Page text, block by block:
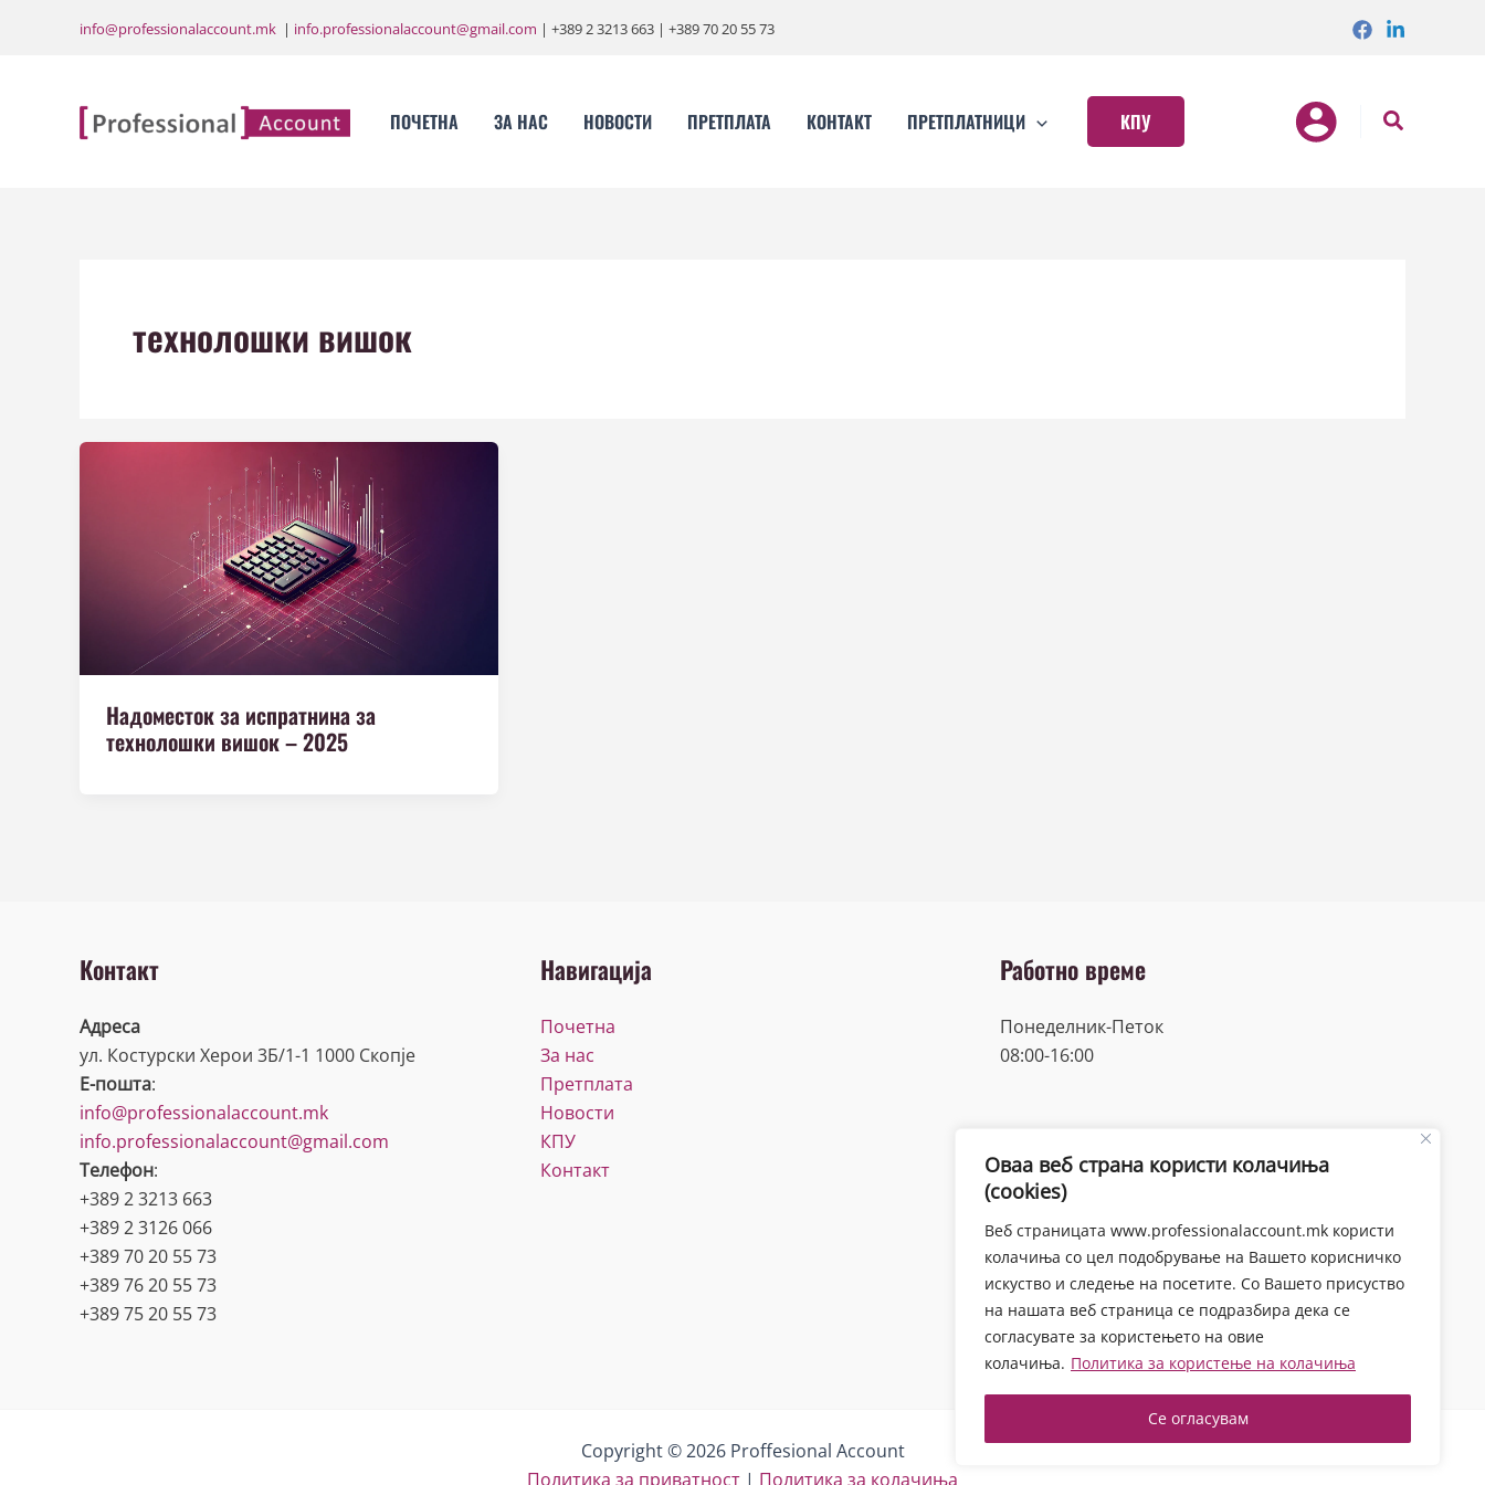
Оваа веб страна користи колачиња
(cookies)
Веб страницата www.professionalaccount.mk користи
колачиња со цел подобрување на Вашето корисничко
искуство и следење на посетите. Со Вашето присуство
на нашата веб страница се подразбира дека се
согласувате за користењето на овие
колачиња. Политика за користење на колачиња
Се огласувам
info@professionalaccount.mk | info.professionalaccount@gmail.com | +389 2 3213 663 | +389 70 20 55 73
ПОЧЕТНА ЗА НАС НОВОСТИ ПРЕТПЛАТА КОНТАКТ ПРЕТПЛАТНИЦИ КПУ
технолошки вишок
Надоместок за испратнина за
технолошки вишок – 2025
Контакт
Адреса
ул. Костурски Херои 3Б/1-1 1000 Скопје
Е-пошта:
info@professionalaccount.mk
info.professionalaccount@gmail.com
Телефон:
+389 2 3213 663
+389 2 3126 066
+389 70 20 55 73
+389 76 20 55 73
+389 75 20 55 73
Навигација
Почетна
За нас
Претплата
Новости
КПУ
Контакт
Работно време
Понеделник-Петок
08:00-16:00
Copyright © 2026 Proffesional Account
Политика за приватност | Политика за колачиња